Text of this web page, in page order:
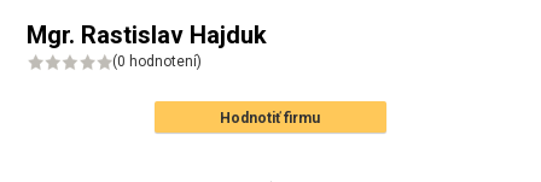
Mgr. Rastislav Hajduk
(0 hodnotení)
Hodnotiť firmu